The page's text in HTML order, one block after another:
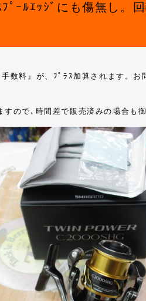
ﾟｰﾙｴｯｼﾞにも傷無し。
数料』が、ﾌﾟﾗｽ加算されます。お
すので､時間差で販売済みの場合も